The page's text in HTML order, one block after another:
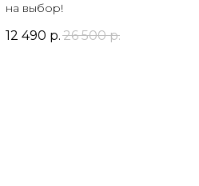
на выбор!
12 490 р.26 500 р.